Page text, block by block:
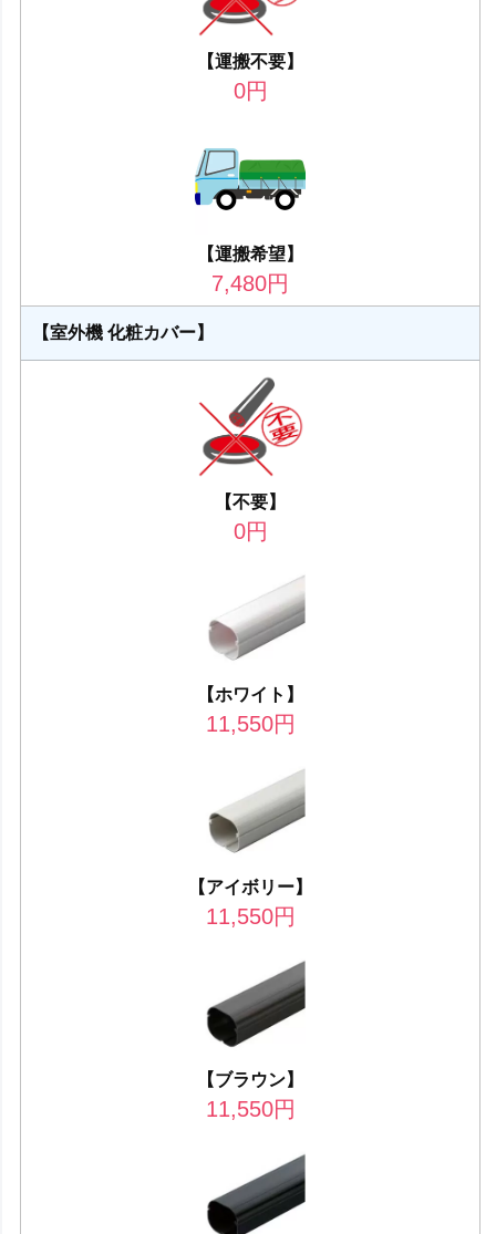
【運搬不要】
0円
【運搬希望】
7,480円
【室外機 化粧カバー】
【不要】
0円
【ホワイト】
11,550円
【アイボリー】
11,550円
【ブラウン】
11,550円